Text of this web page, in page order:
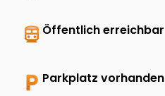
directions_transit Öffentlich erreichbar
local_parking Parkplatz vorhanden